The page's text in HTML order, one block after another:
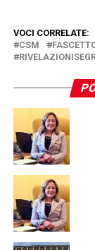
VOCI CORRELATE:
CSM